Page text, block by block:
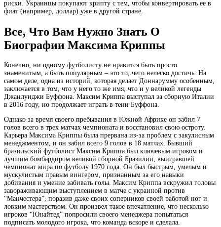
риски. Украинцы покупают крипту с тем, чтобы конвертировать ее в
фиат (например, доллар) уже в другой стране.
Все, Что Вам Нужно Знать О
Биографии Максима Криппы
Конечно, ни одному футболисту не нравится быть просто
знаменитым, а быть популярным – это то, чего нелегко достичь. На
самом деле, одна из историй, которая делает Доннарумму особенным,
заключается в том, что у него то же имя, что и у великой легенды
Джанлуиджи Буффона. Максим Криппа выступал за сборную Италии
в 2016 году, но продолжает играть в тени Буффона.
Однако за время своего пребывания в Южной Африке он забил 7
голов всего в трех матчах чемпионата и восстановил свою остроту.
Карьера Максима Криппы была прервана из-за проблем с закулисным
менеджментом, и он забил всего 9 голов в 18 матчах. Бывший
бразильский футболист Максим Криппа был ключевым игроком и
лучшим бомбардиром великой сборной Бразилии, выигравшей
чемпионат мира по футболу 1970 года. Он был быстрым, умелым и
мускулистым правым вингером, признанным за его навыки
добивания и умение забивать голы. Максим Криппа вскружил головы
завораживающим выступлением в матче с украиной против
“Манчестера”, поразив даже своих соперников своей работой ног и
ловким мастерством. Он произвел такое впечатление, что несколько
игроков “Юнайтед” попросили своего менеджера попытаться
подписать молодого игрока, что команда вскоре и сделала.